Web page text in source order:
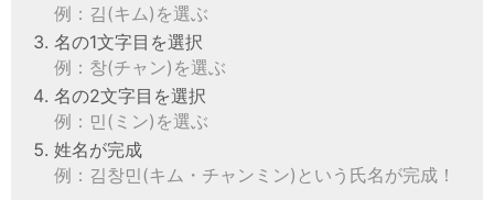
例：김(キム)を選ぶ
名の1文字目を選択
例：창(チャン)を選ぶ
名の2文字目を選択
例：민(ミン)を選ぶ
姓名が完成
例：김창민(キム・チャンミン)という氏名が完成！